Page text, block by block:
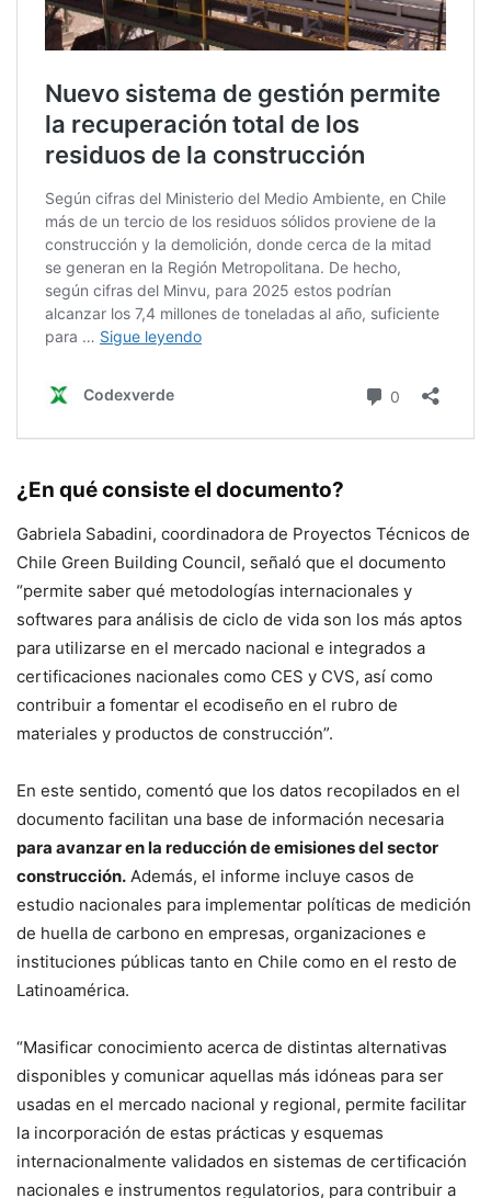
¿En qué consiste el documento?
Gabriela Sabadini, coordinadora de Proyectos Técnicos de
Chile Green Building Council, señaló que el documento
“permite saber qué metodologías internacionales y
softwares para análisis de ciclo de vida son los más aptos
para utilizarse en el mercado nacional e integrados a
certificaciones nacionales como CES y CVS, así como
contribuir a fomentar el ecodiseño en el rubro de
materiales y productos de construcción”.
En este sentido, comentó que los datos recopilados en el
documento facilitan una base de información necesaria
para avanzar en la reducción de emisiones del sector
construcción. Además, el informe incluye casos de
estudio nacionales para implementar políticas de medición
de huella de carbono en empresas, organizaciones e
instituciones públicas tanto en Chile como en el resto de
Latinoamérica.
“Masificar conocimiento acerca de distintas alternativas
disponibles y comunicar aquellas más idóneas para ser
usadas en el mercado nacional y regional, permite facilitar
la incorporación de estas prácticas y esquemas
internacionalmente validados en sistemas de certificación
nacionales e instrumentos regulatorios, para contribuir a